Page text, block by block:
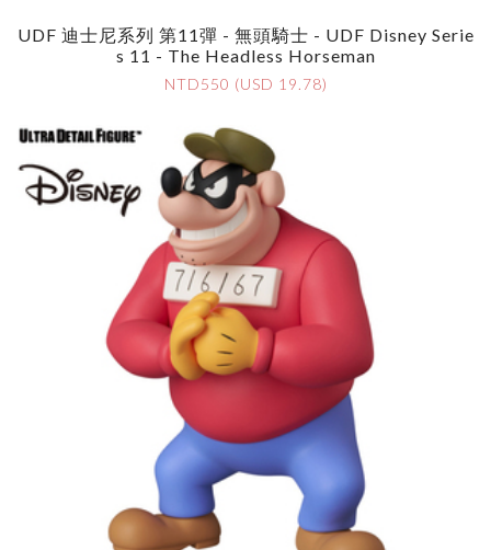
UDF 迪士尼系列 第11彈 - 無頭騎士 - UDF Disney Serie
S 11 - The Headless Horseman
NTD550 (USD 19.78)